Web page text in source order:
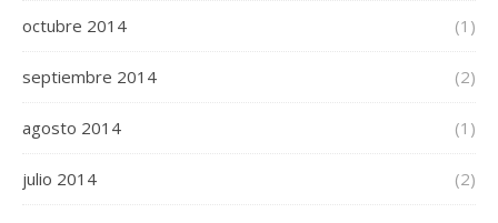
octubre 2014 (1)
septiembre 2014 (2)
agosto 2014 (1)
julio 2014 (2)